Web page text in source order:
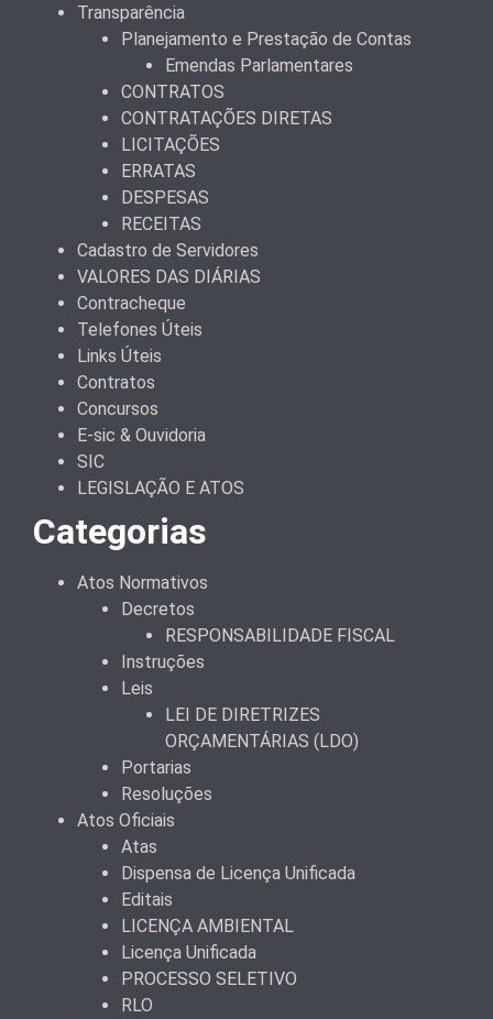
Transparência
Planejamento e Prestação de Contas
Emendas Parlamentares
CONTRATOS
CONTRATAÇÕES DIRETAS
LICITAÇÕES
ERRATAS
DESPESAS
RECEITAS
Cadastro de Servidores
VALORES DAS DIÁRIAS
Contracheque
Telefones Úteis
Links Úteis
Contratos
Concursos
E-sic & Ouvidoria
SIC
LEGISLAÇÃO E ATOS
Categorias
Atos Normativos
Decretos
RESPONSABILIDADE FISCAL
Instruções
Leis
LEI DE DIRETRIZES
ORÇAMENTÁRIAS (LDO)
Portarias
Resoluções
Atos Oficiais
Atas
Dispensa de Licença Unificada
Editais
LICENÇA AMBIENTAL
Licença Unificada
PROCESSO SELETIVO
RLO